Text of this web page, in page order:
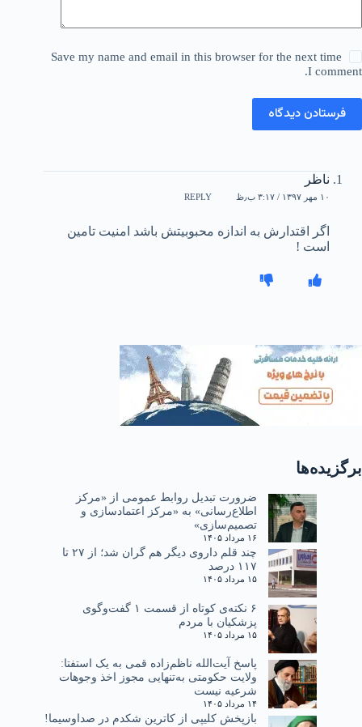
Save my name and email in this browser for the next time
I comment.
فرستادن دیدگاه
ناظر
۱۰ مهر ۱۳۹۷ / ۳:۱۷ ب٫ظ REPLY
اگر اقتدارش به اندازه محبوبیتش باشد امنیت تامین
است !
برگزیده‌ها
ضرورت تبدیل روابط عمومی از «مرکز
اطلاع‌رسانی» به «مرکز اعتمادسازی و
تصمیم‌سازی»
۱۶ مرداد ۱۴۰۵
چند قلم داروی دیگر هم گران شد؛ از ۲۷ تا
۱۱۷ درصد
۱۵ مرداد ۱۴۰۵
۶ نکته‌ی کوتاه از قسمت ۱ گفت‌وگوی
پزشکیان با مردم
۱۵ مرداد ۱۴۰۵
پاسخ آیت‌الله ناظم‌زاده قمی به یک استفتا:
ولایت حکومتی به‌تنهایی مجوز اخذ وجوهات
شرعیه نیست
۱۴ مرداد ۱۴۰۵
بازپخش کلیپی از کاترین شکدم در صداوسیما!